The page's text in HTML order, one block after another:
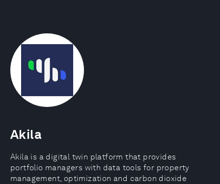
Akila
Akila is a digital twin platform that provides
portfolio managers with data tools for property
management, optimization and carbon dioxide